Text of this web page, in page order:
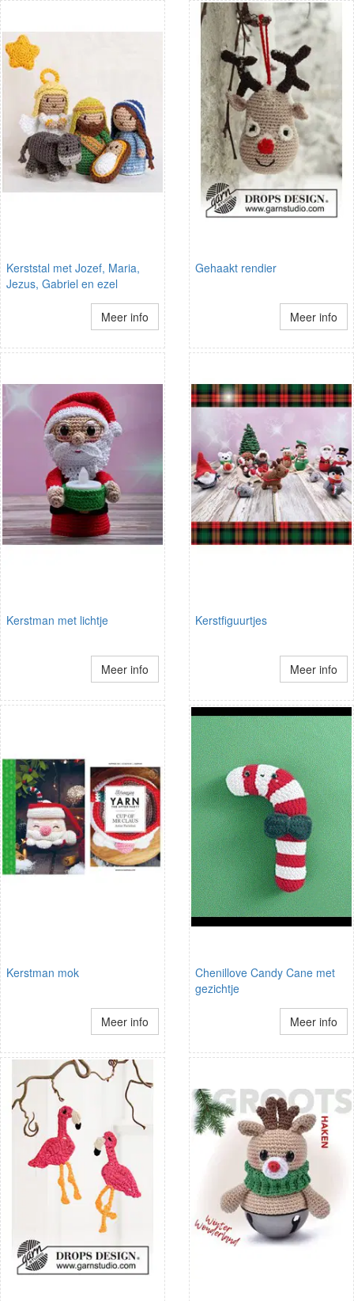
Kerststal met Jozef, Maria,
Jezus, Gabriel en ezel
Meer info
Gehaakt rendier
Meer info
Kerstman met lichtje
Meer info
Kerstfiguurtjes
Meer info
Kerstman mok
Meer info
Chenillove Candy Cane met
gezichtje
Meer info